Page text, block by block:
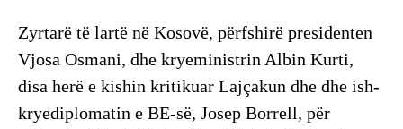
Zyrtarë të lartë në Kosovë, përfshirë presidenten
Vjosa Osmani, dhe kryeministrin Albin Kurti,
disa herë e kishin kritikuar Lajçakun dhe dhe ish-
kryediplomatin e BE-së, Josep Borrell, për